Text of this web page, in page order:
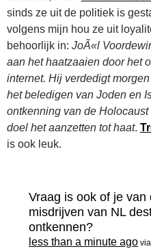
sinds ze uit de politiek is
volgens mijn hou ze uit
behoorlijk in: JoÃ«l
aan het haatzaaien door het
internet. Hij verdedigt
het beledigen van Joden en
ontkenning van de
doel het aanzetten tot haat.
is ook leuk.
Vraag is ook of je
misdrijven van NL
ontkennen?
less than a minute ago via